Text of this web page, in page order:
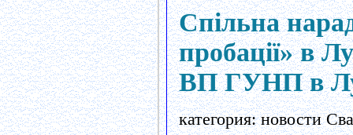
Спільна
пробації» в
ВП ГУНП в
категория: новости